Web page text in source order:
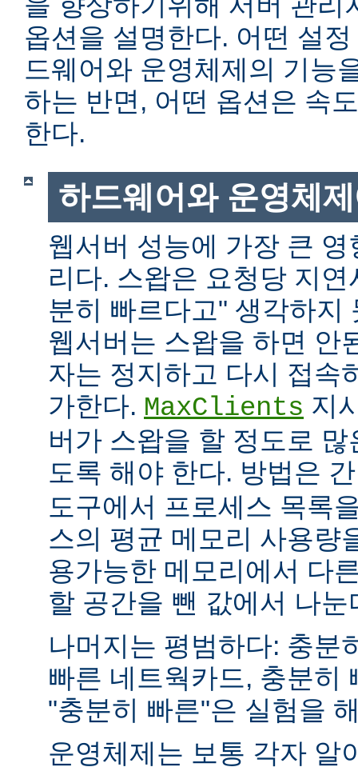
옵션을 설명한다. 어떤 설
드웨어와 운영체제의 기능
하는 반면, 어떤 옵션은 속
한다.
하드웨어와 운영체
웹서버 성능에 가장 큰
리다. 스왑은 요청당 지
분히 빠르다고" 생각하지
웹서버는 스왑을 하면 안
자는 정지하고 다시 접속
가한다. MaxClients 지
버가 스왑을 할 정도로
도록 해야 한다. 방법은
도구에서 프로세스 목록
스의 평균 메모리 사용량
용가능한 메모리에서 다
할 공간을 뺀 값에서 나눈
나머지는 평범하다: 충분
빠른 네트웍카드, 충분히
"충분히 빠른"은 실험을
운영체제는 보통 각자 알